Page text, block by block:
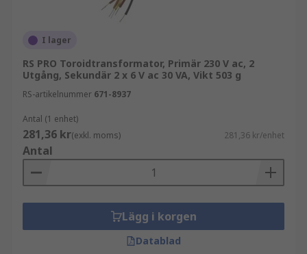
Toroidala transformatorer kan vara öppna eller
inkapslade, och vissa modeller är kompletterade
med PCB-monteringsstift.
Fördelar med toroidala
transformatorer
Transformatorer tar upp mindre utrymme
än sina traditionella fyrkantiga
motsvarigheter och använder mindre yta.
Vissa tillverkare föreslår att montering av
en toroidal transformator med flygande
ledningar istället för kopplingsplintar kan
spara upp till 60% utrymme.
Dessa transformatorer är lätta att montera,
I lager
RS PRO Toroidtransformator, Primär 230 V ac, 2
Utgång, Sekundär 2 x 6 V ac 30 VA, Vikt 503 g
RS-artikelnummer 671-8937
Antal (1 enhet)
281,36 kr(exkl. moms) 281,36 kr/enhet
Antal
Lägg i korgen
Datablad